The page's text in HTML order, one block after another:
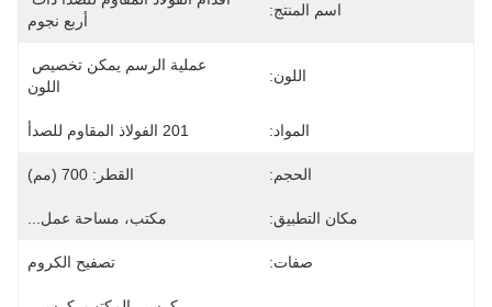
اسم المنتج:
أربع نجوم
اللون:
اللون
المواد: 201 الفولاذ المقاوم للصدأ
الحجم: القطر: 700 (مم)
مكان التطبيق: مكتب، مساحة عمل...
صفات: تصفيح الكروم